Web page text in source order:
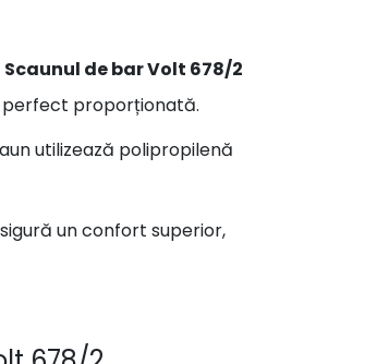
Scaunul de bar Volt 678/2
perfect proporționată.
utilizează polipropilenă
un confort superior,